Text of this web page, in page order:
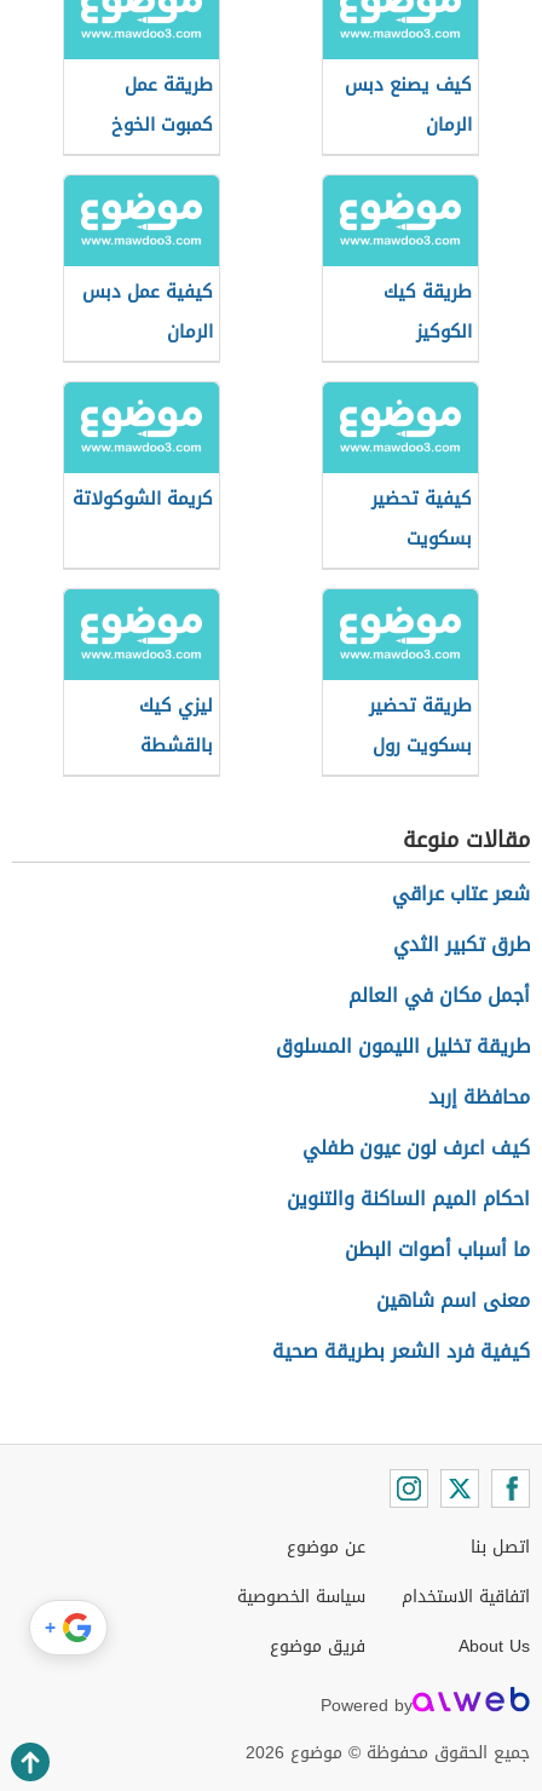
كيف يصنع دبس
الرمان
طريقة عمل
كمبوت الخوخ
طريقة كيك
الكوكيز
كيفية عمل دبس
الرمان
كيفية تحضير
بسكويت
بالشوكولاتة
كريمة الشوكولاتة
طريقة تحضير
بسكويت رول
ليزي كيك
بالقشطة
مقالات منوعة
شعر عتاب عراقي
طرق تكبير الثدي
أجمل مكان في العالم
طريقة تخليل الليمون المسلوق
محافظة إربد
كيف اعرف لون عيون طفلي
احكام الميم الساكنة والتنوين
ما أسباب أصوات البطن
معنى اسم شاهين
كيفية فرد الشعر بطريقة صحية
اتصل بنا
اتفاقية الاستخدام
About Us
عن موضوع
سياسة الخصوصية
فريق موضوع
Powered by
جميع الحقوق محفوظة © موضوع 2026
+